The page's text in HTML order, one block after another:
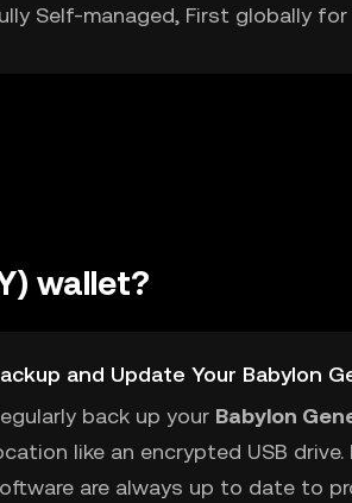
Self-managed, First globally
wallet?
and Update Your Babylon
back up your Babylon
like an encrypted USB
are always up to date to